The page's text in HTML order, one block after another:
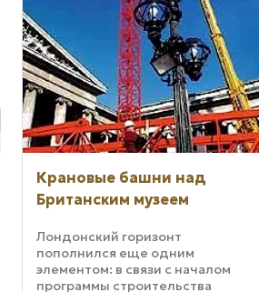
Крановые башни над
Британским музеем
Лондонский горизонт
пополнился еще одним
элементом: в связи с началом
программы строительства